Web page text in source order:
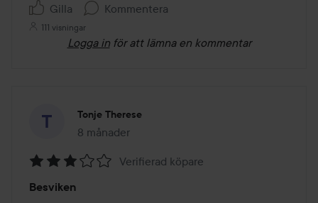
Gilla Kommentera
111 visningar
Logga in för att lämna en kommentar
Tonje Therese
8 månader
Inlägget skapades 8 månader
3
Verifierad köpare
Besviken